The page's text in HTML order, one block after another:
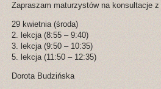
Zapraszam maturzystów na konsultacje
29 kwietnia (środa)
2. lekcja (8:55 – 9:40)
3. lekcja (9:50 – 10:35)
5. lekcja (11:50 – 12:35)
Dorota Budzińska